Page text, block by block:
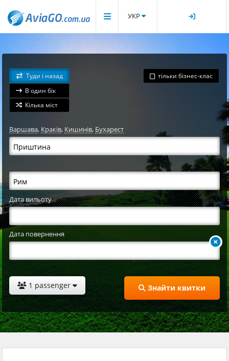
УКР
Туди і назад
В один бік
Кілька міст
тільки бізнес-клас
Варшава, Краків,Кишинів,Бухарест
Дата вильоту
Дата повернення
1 passenger Знайти квитки